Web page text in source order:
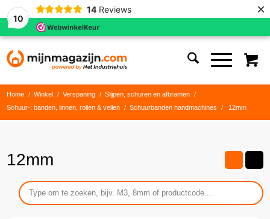
10
14 Reviews ×
Home / Winkel / Verspaning / Slijpen, schuren en afbramen
/
Schuur-: banden, linnen, rollen & vellen
/ Schuurbanden handmachines / 12mm
12mm